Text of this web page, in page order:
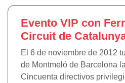
Evento VIP con
Circuit de
El 6 de noviembre de 2012
de Montmeló de Barcelona
Cincuenta directivos